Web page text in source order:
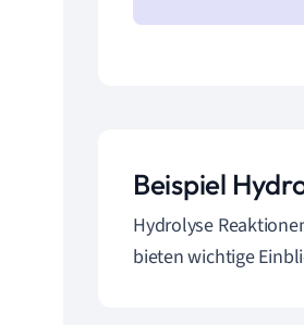
Beispiel
Hydrolyse
bieten wichtige